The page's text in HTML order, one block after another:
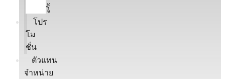
รู้
โปร
โม
ชั่น
ตัวแทน
จำหน่าย